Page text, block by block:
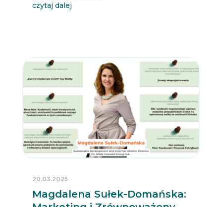
czytaj dalej
Magdalena Sułek-Domańska:
20.03.2025